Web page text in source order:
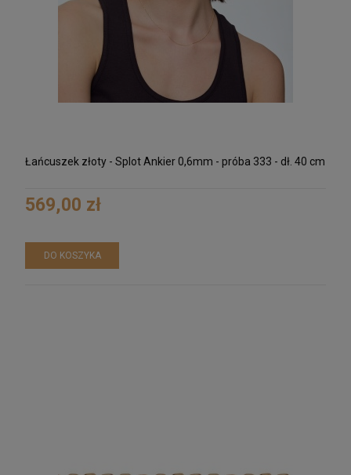
Srebrne Kolczyki Panda
86,25 zł
DO KOSZYKA
Łańcuszek złoty - Splot Ankier 0,6mm - próba 333 - dł. 40 cm
569,00 zł
DO KOSZYKA